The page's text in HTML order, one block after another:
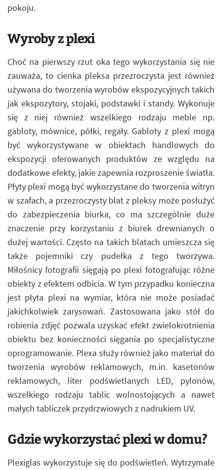
pokoju.
Wyroby z plexi
Choć na pierwszy rzut oka tego wykorzystania się nie
zauważa, to cienka pleksa przezroczysta jest również
używana do tworzenia wyrobów ekspozycyjnych takich
jak ekspozytory, stojaki, podstawki i standy. Wykonuje
się z niej również wszelkiego rodzaju meble np.
gabloty, mównice, półki, regały. Gabloty z plexi mogą
być wykorzystywane w obiektach handlowych do
ekspozycji oferowanych produktów ze względu na
dodatkowe efekty, jakie zapewnia rozproszenie światła.
Płyty plexi mogą być wykorzystane do tworzenia witryn
w szafach, a przezroczysty blat z pleksy może posłużyć
do zabezpieczenia biurka, co ma szczególnie duże
znaczenie przy korzystaniu z biurek drewnianych o
dużej wartości. Często na takich blatach umieszcza się
także pojemniki czy pudełka z tego tworzywa.
Miłośnicy fotografii sięgają po plexi fotografując różne
obiekty z efektem odbicia. W tym przypadku konieczna
jest płyta plexi na wymiar, która nie może posiadać
jakichkolwiek zarysowań. Zastosowana jako stół do
robienia zdjęć pozwala uzyskać efekt zwielokrotnienia
obiektu bez konieczności sięgania po specjalistyczne
oprogramowanie. Plexa służy również jako materiał do
tworzenia wyrobów reklamowych, m.in. kasetonów
reklamowych, liter podświetlanych LED, pylonów,
wszelkiego rodzaju tablic wolnostojących a nawet
małych tabliczek przydrzwiowych z nadrukiem UV.
Gdzie wykorzystać plexi w domu?
Plexiglas wykorzystuje się do podświetleń. Wytrzymałe